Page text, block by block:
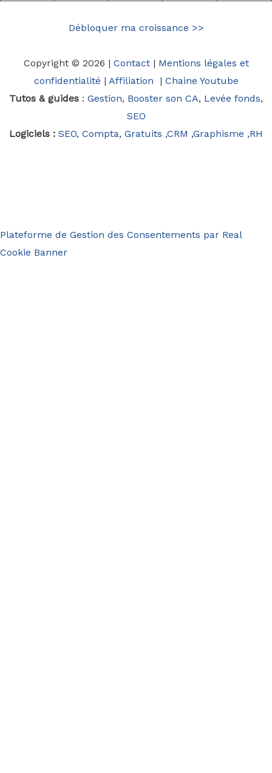
Débloquer ma croissance >>
Copyright © 2026 | Contact| Mentions légales et
confidentialité | Affiliation | Chaine Youtube
Tutos & guides : Gestion, Booster son CA, Levée fonds,
SEO
Logiciels : SEO, Compta, Gratuits ,CRM ,Graphisme ,RH
Plateforme de Gestion des Consentements par Real
Cookie Banner